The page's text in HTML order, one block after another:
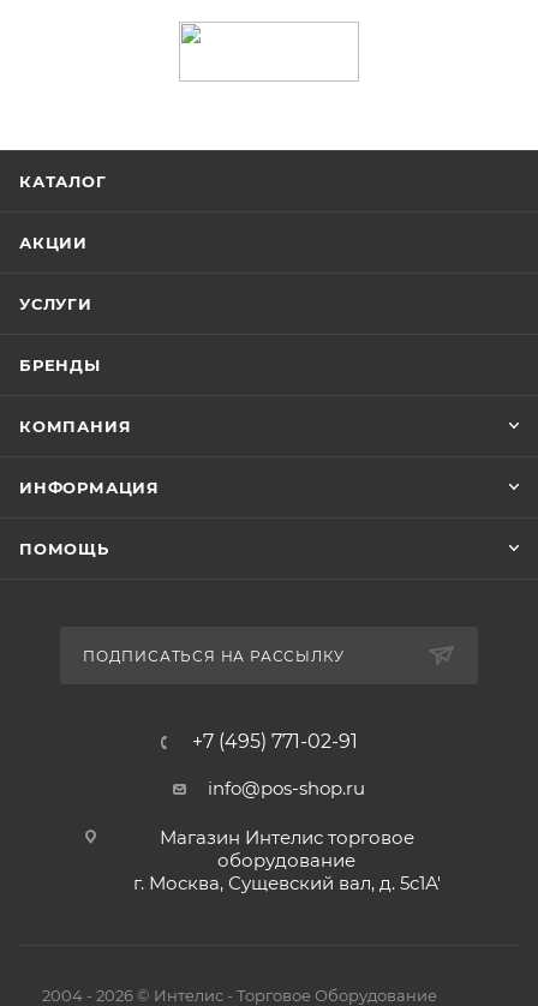
КАТАЛОГ
АКЦИИ
УСЛУГИ
БРЕНДЫ
КОМПАНИЯ
ИНФОРМАЦИЯ
ПОМОЩЬ
ПОДПИСАТЬСЯ НА РАССЫЛКУ
+7 (495) 771-02-91
info@pos-shop.ru
Магазин Интелис торговое
оборудование
г. Москва, Сущевский вал, д. 5с1А'
2004 - 2026 © Интелис - Торговое Оборудование